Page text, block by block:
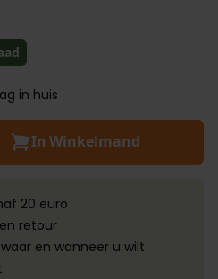
in huis
In Winkelmand
20 euro
retour
en wanneer u wilt